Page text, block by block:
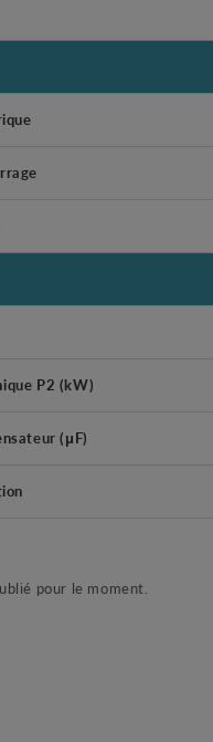
P2 (kW)
(μF)
pour le moment.